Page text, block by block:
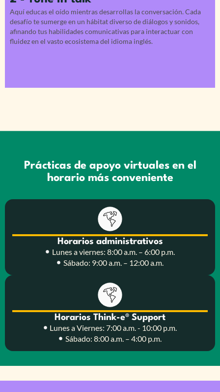
Aquí educas el oído mientras desarrollas la conversación. Cada
desafío te sumerge en un hábitat diverso de diálogos y sonidos,
afinando tus habilidades comunicativas para interactuar con
fluidez en el vasto ecosistema del idioma inglés.
Prácticas de apoyo virtuales en el
horario más conveniente
Horarios administrativos
Lunes a viernes: 8:00 a.m. – 6:00 p.m.
Sábado: 9:00 a.m. – 12:00 a.m.
Horarios Think-e® Support
Lunes a Viernes: 7:00 a.m. - 10:00 p.m.
Sábado: 8:00 a.m. – 4:00 p.m.